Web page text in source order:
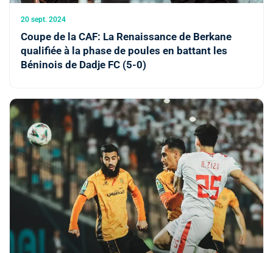
20 sept. 2024
Coupe de la CAF: La Renaissance de Berkane
qualifiée à la phase de poules en battant les
Béninois de Dadje FC (5-0)